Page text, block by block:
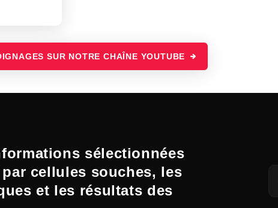
SUR NOTRE CHAÎNE YOUTUBE
sélectionnées
cellules souches, les
et les résultats des